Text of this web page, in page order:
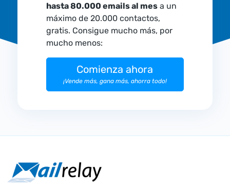
hasta 80.000 emails al mesa un
máximo de 20.000 contactos,
gratis. Consigue mucho más, por
mucho menos:
Comienza ahora
¡Vende más, gana más, ahorra todo!